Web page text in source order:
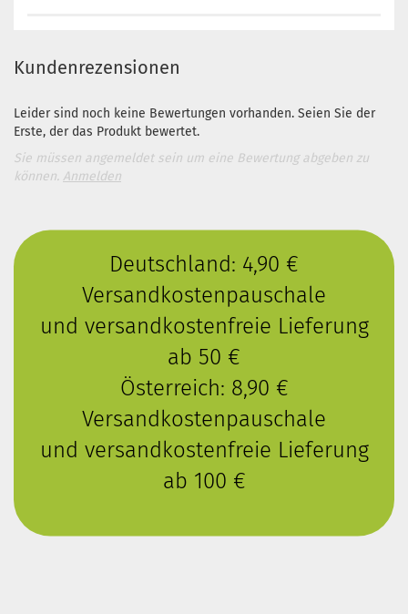
Kundenrezensionen
Leider sind noch keine Bewertungen vorhanden. Seien Sie der
Erste, der das Produkt bewertet.
Sie müssen angemeldet sein um eine Bewertung abgeben zu
können. Anmelden
Deutschland: 4,90 €
Versandkostenpauschale
und versandkostenfreie Lieferung
ab 50 €
Österreich: 8,90 €
Versandkostenpauschale
und versandkostenfreie Lieferung
ab 100 €